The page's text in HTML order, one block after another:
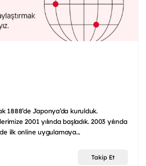
1888’de Japonya’da kurulduk.
2001 yılında başladık. 2003 yılında
ilk online uygulamaya...
Takip Et